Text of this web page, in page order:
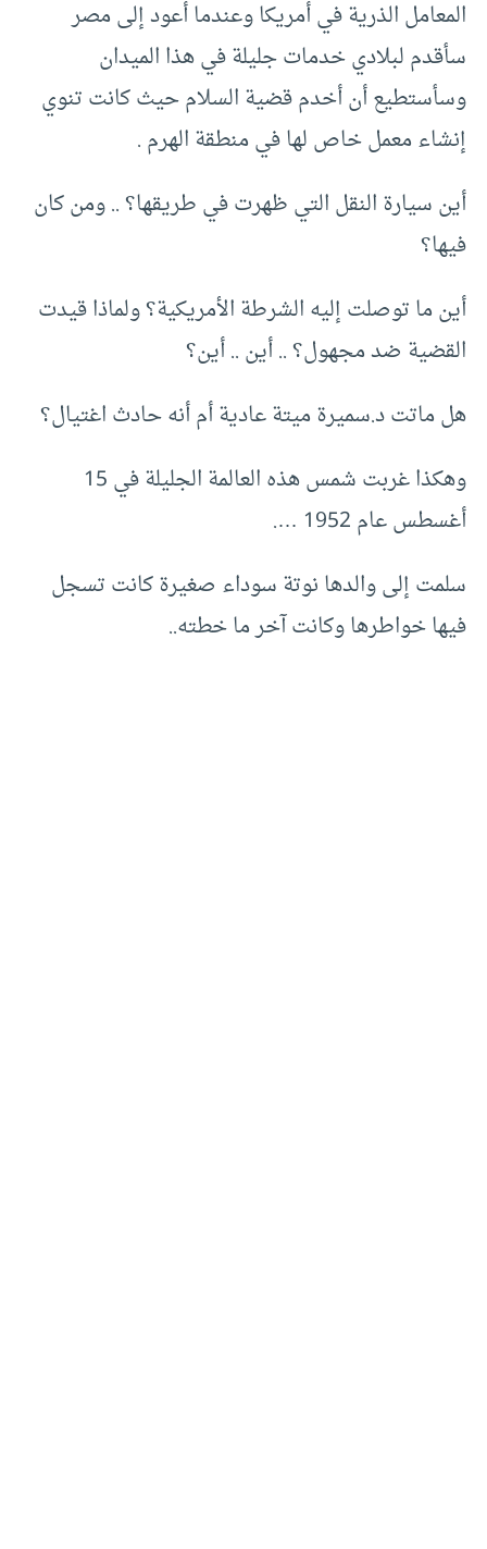
المعامل الذرية في أمريكا وعندما أعود إلى مصر
سأقدم لبلادي خدمات جليلة في هذا الميدان
وسأستطيع أن أخدم قضية السلام حيث كانت تنوي
إنشاء معمل خاص لها في منطقة الهرم .
أين سيارة النقل التي ظهرت في طريقها؟ .. ومن كان
فيها؟
أين ما توصلت إليه الشرطة الأمريكية؟ ولماذا قيدت
القضية ضد مجهول؟ .. أين .. أين؟
هل ماتت د.سميرة ميتة عادية أم أنه حادث اغتيال؟
وهكذا غربت شمس هذه العالمة الجليلة في 15
أغسطس عام 1952 ….
سلمت إلى والدها نوتة سوداء صغيرة كانت تسجل
فيها خواطرها وكانت آخر ما خطته..